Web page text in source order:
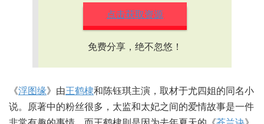
点击获取资源
免费分享，绝不忽悠！
《浮图缘》由王鹤棣和陈钰琪主演，取材于尤四姐的同名小
说。原著中的粉丝很多，太监和太妃之间的爱情故事是一件